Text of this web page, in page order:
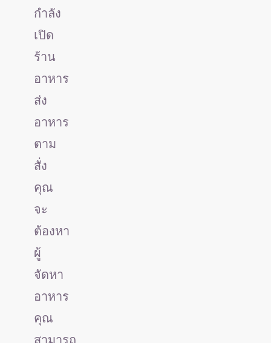
กำลัง
เปิด
ร้าน
อาหาร
ส่ง
อาหาร
ตาม
สั่ง
คุณ
จะ
ต้องหา
ผู้
จัดหา
อาหาร
คุณ
สามารถ